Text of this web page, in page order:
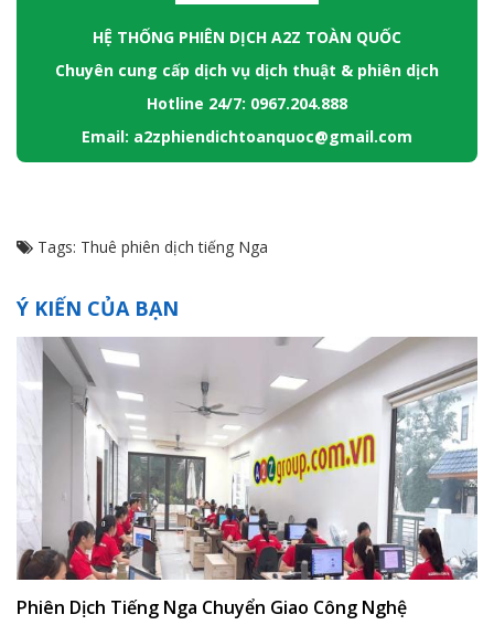
HỆ THỐNG PHIÊN DỊCH A2Z TOÀN QUỐC
Chuyên cung cấp dịch vụ dịch thuật & phiên dịch
Hotline 24/7: 0967.204.888
Email: a2zphiendichtoanquoc@gmail.com
Tags: Thuê phiên dịch tiếng Nga
Ý KIẾN CỦA BẠN
Phiên Dịch Tiếng Nga Chuyển Giao Công Nghệ